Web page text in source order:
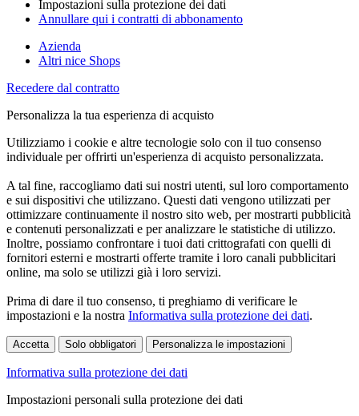
Impostazioni sulla protezione dei dati
Annullare qui i contratti di abbonamento
Azienda
Altri nice Shops
Recedere dal contratto
Personalizza la tua esperienza di acquisto
Utilizziamo i cookie e altre tecnologie solo con il tuo consenso
individuale per offrirti un'esperienza di acquisto personalizzata.
A tal fine, raccogliamo dati sui nostri utenti, sul loro comportamento
e sui dispositivi che utilizzano. Questi dati vengono utilizzati per
ottimizzare continuamente il nostro sito web, per mostrarti pubblicità
e contenuti personalizzati e per analizzare le statistiche di utilizzo.
Inoltre, possiamo confrontare i tuoi dati crittografati con quelli di
fornitori esterni e mostrarti offerte tramite i loro canali pubblicitari
online, ma solo se utilizzi già i loro servizi.
Prima di dare il tuo consenso, ti preghiamo di verificare le
impostazioni e la nostra Informativa sulla protezione dei dati.
Accetta Solo obbligatori Personalizza le impostazioni
Informativa sulla protezione dei dati
Impostazioni personali sulla protezione dei dati